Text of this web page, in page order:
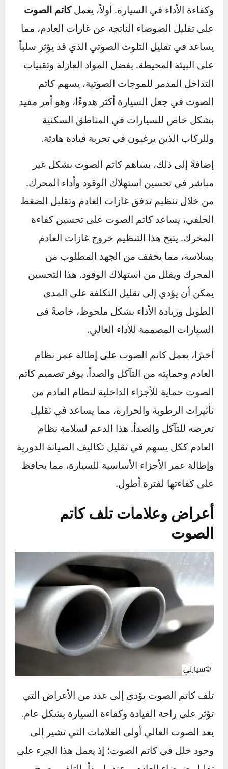
الاختيار على التفضيلات الشخصية واحتياجات
السيارة، فبعض السائقين يفضلون الهدوء والاقتصاد
في استهلاك الوقود، بينما يركز آخرون على القوة
والصوت الرياضي الذي توفره كاتمات الصوت عالية
الأداء.
فوائد كاتم الصوت للسيارة
يلعب كاتم الصوت دورًا أساسيًا في تعزيز الراحة
وكفاءة الأداء في السيارة. أولاً، يعمل كاتم الصوت
على تقليل الضوضاء الناتجة عن غازات العادم، مما
يساعد في تقليل التلوث الصوتي الذي قد يؤثر سلباً
على البيئة المحيطة. بفضل المواد العازلة وتقنيات
التداخل المدمر للموجات الصوتية، يسهم كاتم
الصوت في جعل السيارة أكثر هدوءًا، وهو أمر مفيد
بشكل خاص للسيارات في المناطق السكنية
وللركاب الذين يرغبون في تجربة قيادة هادئة.
إضافةً إلى ذلك، يساهم كاتم الصوت بشكل غير
من خلال تنظيم تدفق غازات العادم وتقليل الضغط
الخلفي، يساعد كاتم الصوت على تحسين كفاءة
المحرك. يتيح هذا التنظيم خروج غازات العادم
بسلاسة، مما يخفف من الجهد المطلوب من
المحرك ويقلل من استهلاك الوقود. هذا التحسين
يمكن أن يؤدي إلى تقليل التكلفة على المدى
الطويل وزيادة الأداء بشكل ملحوظ، خاصةً في
أخيرًا، يعمل كاتم الصوت على إطالة عمر نظام
العادم وحمايته من التآكل والصدأ. يوفر تصميم كاتم
الصوت حماية للأجزاء الداخلية لنظام العادم من
تأثيرات الرطوبة والحرارة، مما يساعد في تقليل
تعرضه للتآكل والصدأ. هذا الدعم لسلامة نظام
العادم ككل يسهم في تقليل تكاليف الصيانة الدورية
وإطالة عمر الأجزاء الأساسية للسيارة، مما يحافظ
على كفاءتها لفترة أطول.
أعراض وعلامات تلف كاتم
الصوت